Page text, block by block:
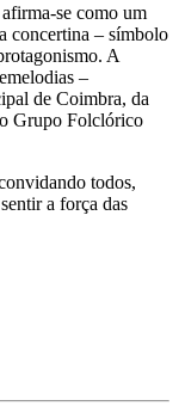
se como um
concertina – símbolo
A
–
de Coimbra, da
Grupo Folclórico
todos,
a força das